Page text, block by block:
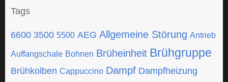
Tags
6600 3500 5500 AEG Allgemeine Störung Antrieb
Auffangschale Bohnen Brüheinheit Brühgruppe
Brühkolben Cappuccino Dampf Dampfheizung